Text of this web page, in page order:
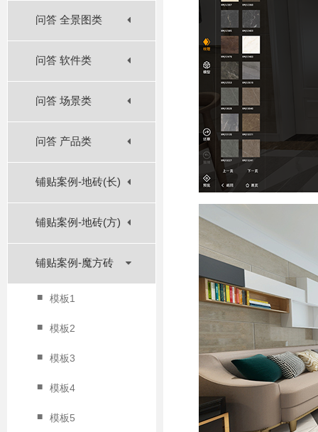
问答 全景图类
问答 软件类
问答 场景类
问答 产品类
铺贴案例-地砖(长)
铺贴案例-地砖(方)
铺贴案例-魔方砖
■ 模板1
■ 模板2
■ 模板3
■ 模板4
■ 模板5